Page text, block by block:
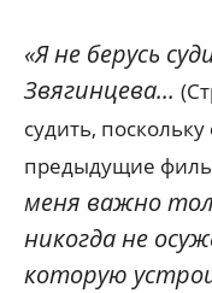
«Я не берусь
Звягинцева...
судить,
предыдущие
меня важно
никогда не
которую